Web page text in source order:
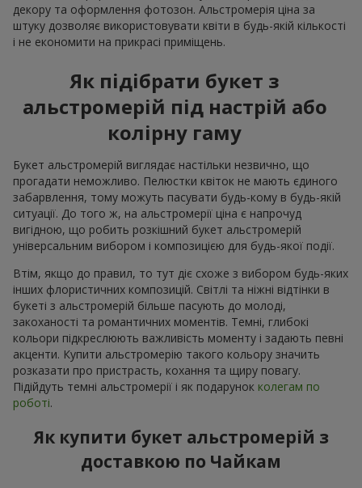
декору та оформлення фотозон. Альстромерія ціна за
штуку дозволяє використовувати квіти в будь-якій кількості
і не економити на прикрасі приміщень.
Як підібрати букет з
альстромерій під настрій або
колірну гаму
Букет альстромерій виглядає настільки незвично, що
прогадати неможливо. Пелюстки квіток не мають єдиного
забарвлення, тому можуть пасувати будь-кому в будь-якій
ситуації. До того ж, на альстромерії ціна є напрочуд
вигідною, що робить розкішний букет альстромерій
універсальним вибором і композицією для будь-якої події.
Втім, якщо до правил, то тут діє схоже з вибором будь-яких
інших флористичних композицій. Світлі та ніжні відтінки в
букеті з альстромерій більше пасують до молоді,
закоханості та романтичних моментів. Темні, глибокі
кольори підкреслюють важливість моменту і задають певні
акценти. Купити альстромерію такого кольору значить
розказати про пристрасть, кохання та щиру повагу.
Підійдуть темні альстромерії і як подарунок колегам по
роботі.
Як купити букет альстромерій з
доставкою по Чайкам